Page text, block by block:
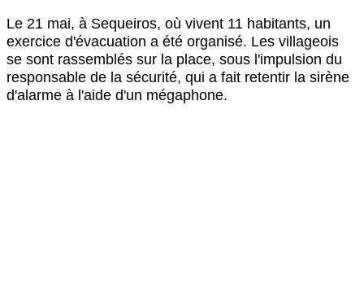
Le 21 mai, à Sequeiros, où vivent 11 habitants, un
exercice d'évacuation a été organisé. Les villageois
se sont rassemblés sur la place, sous l'impulsion du
responsable de la sécurité, qui a fait retentir la sirène
d'alarme à l'aide d'un mégaphone.